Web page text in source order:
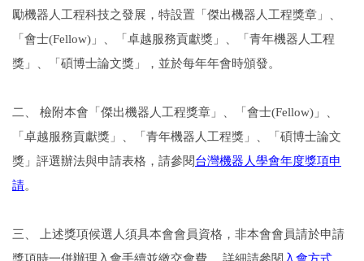
勵機器人工程科技之發展，特設置「傑出機器人工程獎章」、
「會士(Fellow)」、「卓越服務貢獻獎」、「青年機器人工程
獎」、「碩博士論文獎」，並於每年年會時頒發。
二、 檢附本會「傑出機器人工程獎章」、「會士(Fellow)」、
「卓越服務貢獻獎」、「青年機器人工程獎」、「碩博士論文
獎」評選辦法與申請表格，請參閱台灣機器人學會年度獎項申
請。
三、 上述獎項候選人須具本會會員資格，非本會會員請於申請